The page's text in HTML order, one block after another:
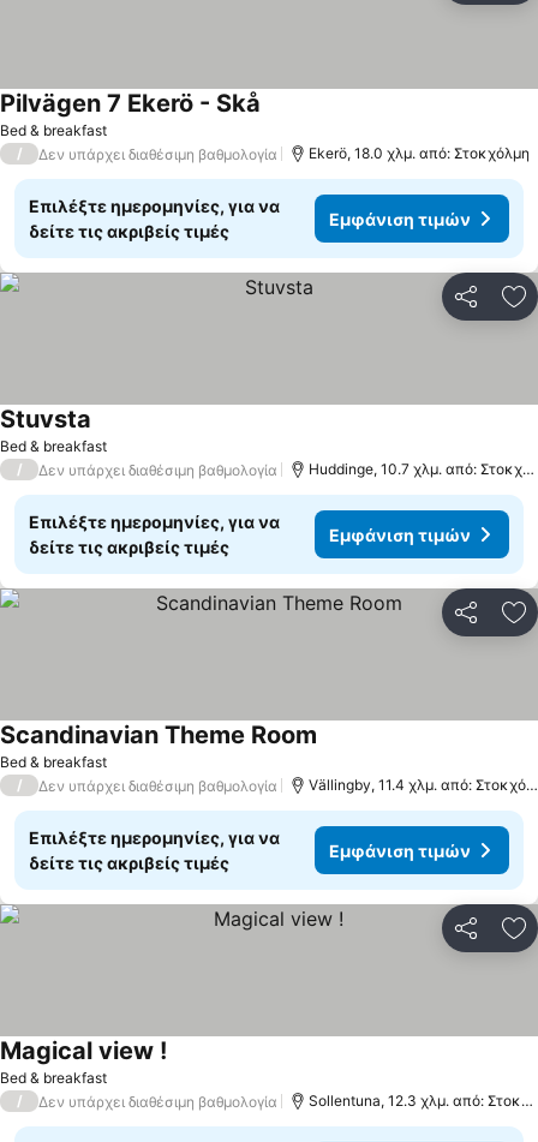
Bed & breakfast
Pilvägen 7 Ekerö - Skå
/ Δεν υπάρχει διαθέσιμη βαθμολογία Ekerö, 18.0 χλμ. από: Στοκχόλμη
Επιλέξτε ημερομηνίες, για να
δείτε τις ακριβείς τιμές
Εμφάνιση τιμών
Bed & breakfast
Stuvsta
/ Δεν υπάρχει διαθέσιμη βαθμολογία Huddinge, 10.7 χλμ. από: Στοκχόλμη
Επιλέξτε ημερομηνίες, για να
δείτε τις ακριβείς τιμές
Εμφάνιση τιμών
Bed & breakfast
Scandinavian Theme Room
/ Δεν υπάρχει διαθέσιμη βαθμολογία Vällingby, 11.4 χλμ. από: Στοκχόλμη
Επιλέξτε ημερομηνίες, για να
δείτε τις ακριβείς τιμές
Εμφάνιση τιμών
Bed & breakfast
Magical view !
/ Δεν υπάρχει διαθέσιμη βαθμολογία Sollentuna, 12.3 χλμ. από: Στοκχόλμη